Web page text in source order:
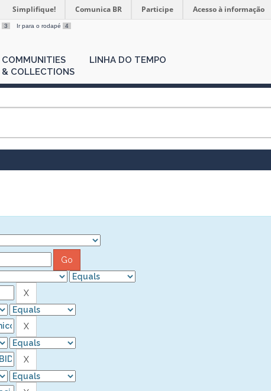
Simplifique! Comunica BR Participe Acesso à informação
3 Ir para o rodapé 4
COMMUNITIES
& COLLECTIONS
LINHA DO TEMPO